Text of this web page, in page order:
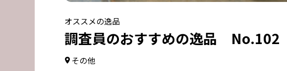
オススメの逸品
調査員のおすすめの逸品
その他